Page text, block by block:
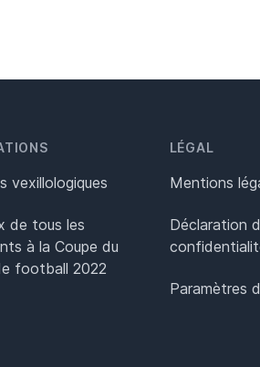
vexillologiques
de tous les
à la Coupe du
football 2022
LÉGAL
Mentions
Déclaration
Paramètres